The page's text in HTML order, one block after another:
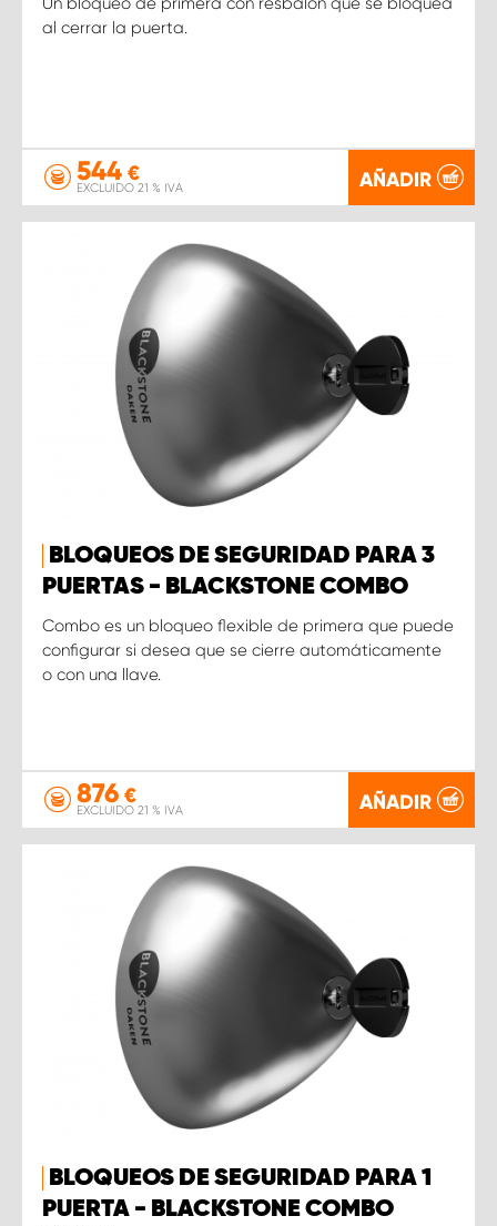
al cerrar la puerta.
544 €
EXCLUIDO 21 % IVA AÑADIR
BLOQUEOS DE SEGURIDAD PARA 3
PUERTAS - BLACKSTONE COMBO
Combo es un bloqueo flexible de primera que puede
configurar si desea que se cierre automáticamente
o con una llave.
876 €
EXCLUIDO 21 % IVA AÑADIR
BLOQUEOS DE SEGURIDAD PARA 1
PUERTA - BLACKSTONE COMBO